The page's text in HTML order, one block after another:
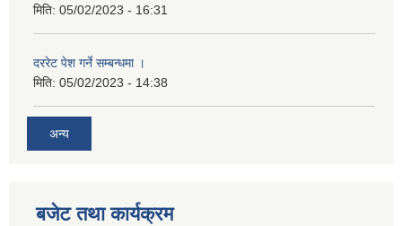
मिति: 05/02/2023 - 16:31
दररेट पेश गर्ने सम्बन्धमा ।
मिति: 05/02/2023 - 14:38
अन्य
बजेट तथा कार्यक्रम